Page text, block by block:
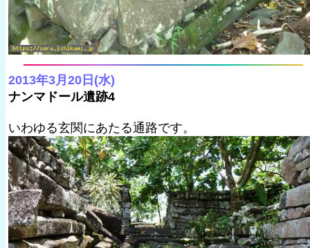
2013年3月20日(水)
ナンマドール遺跡4
いわゆる玄関にあたる通路です。